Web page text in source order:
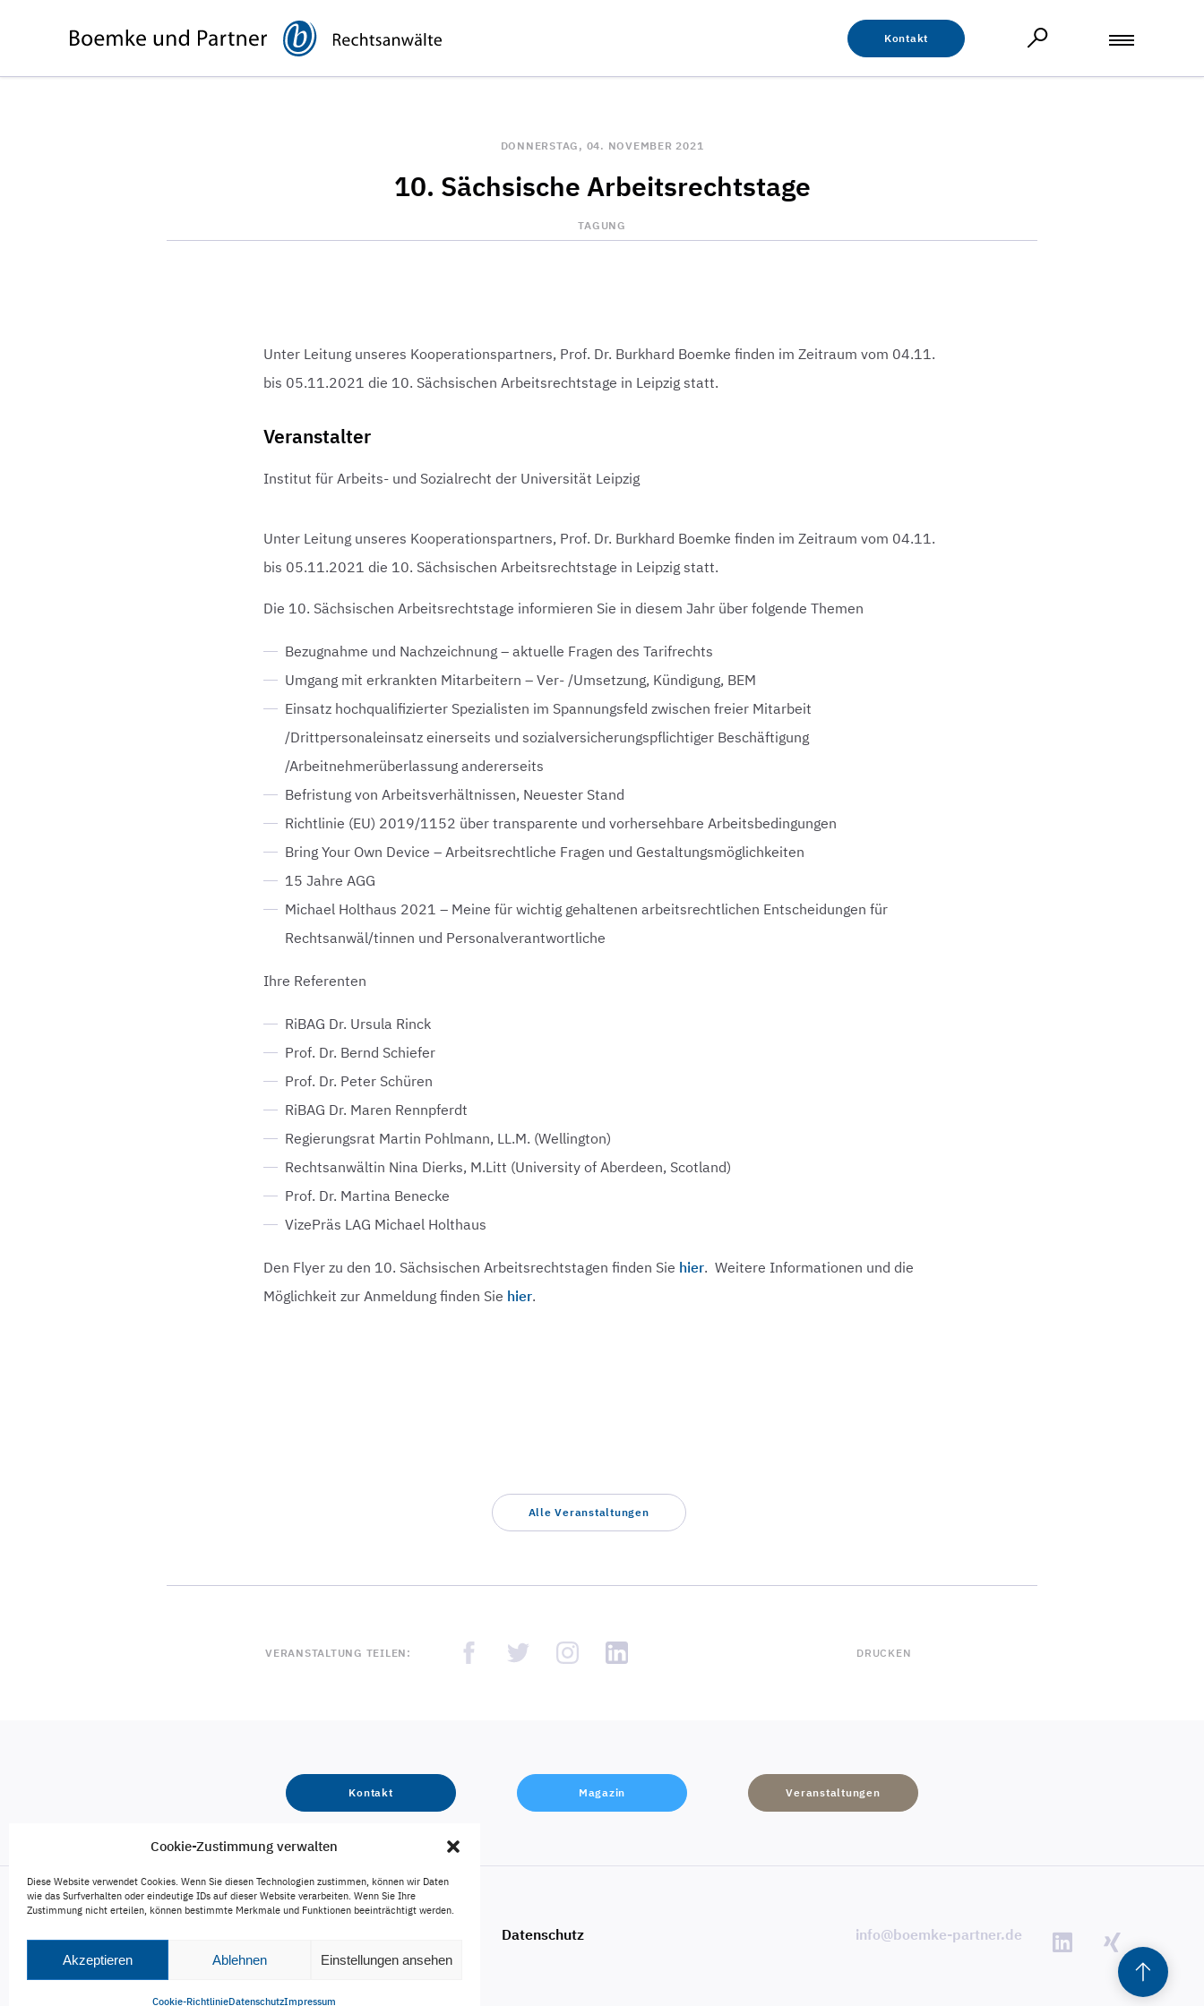
Cookie-Zustimmung verwalten
Diese Website verwendet Cookies. Wenn Sie diesen Technologien zustimmen, können wir Daten
wie das Surfverhalten oder eindeutige IDs auf dieser Website verarbeiten. Wenn Sie Ihre
Zustimmung nicht erteilen, können bestimmte Merkmale und Funktionen beeinträchtigt werden.
Akzeptieren Ablehnen Einstellungen ansehen
Cookie-RichtlinieDatenschutzImpressum
Kontakt
DONNERSTAG, 04. NOVEMBER 2021
10. Sächsische Arbeitsrechtstage
TAGUNG
Unter Leitung unseres Kooperationspartners, Prof. Dr. Burkhard Boemke finden im Zeitraum vom 04.11.
bis 05.11.2021 die 10. Sächsischen Arbeitsrechtstage in Leipzig statt.
Veranstalter
Institut für Arbeits- und Sozialrecht der Universität Leipzig
Unter Leitung unseres Kooperationspartners, Prof. Dr. Burkhard Boemke finden im Zeitraum vom 04.11.
bis 05.11.2021 die 10. Sächsischen Arbeitsrechtstage in Leipzig statt.
Die 10. Sächsischen Arbeitsrechtstage informieren Sie in diesem Jahr über folgende Themen
Bezugnahme und Nachzeichnung – aktuelle Fragen des Tarifrechts
Umgang mit erkrankten Mitarbeitern – Ver- /Umsetzung, Kündigung, BEM
Einsatz hochqualifizierter Spezialisten im Spannungsfeld zwischen freier Mitarbeit
/Drittpersonaleinsatz einerseits und sozialversicherungspflichtiger Beschäftigung
/Arbeitnehmerüberlassung andererseits
Befristung von Arbeitsverhältnissen, Neuester Stand
Richtlinie (EU) 2019/1152 über transparente und vorhersehbare Arbeitsbedingungen
Bring Your Own Device – Arbeitsrechtliche Fragen und Gestaltungsmöglichkeiten
15 Jahre AGG
Michael Holthaus 2021 – Meine für wichtig gehaltenen arbeitsrechtlichen Entscheidungen für
Rechtsanwäl/tinnen und Personalverantwortliche
Ihre Referenten
RiBAG Dr. Ursula Rinck
Prof. Dr. Bernd Schiefer
Prof. Dr. Peter Schüren
RiBAG Dr. Maren Rennpferdt
Regierungsrat Martin Pohlmann, LL.M. (Wellington)
Rechtsanwältin Nina Dierks, M.Litt (University of Aberdeen, Scotland)
Prof. Dr. Martina Benecke
VizePräs LAG Michael Holthaus
Den Flyer zu den 10. Sächsischen Arbeitsrechtstagen finden Sie hier. Weitere Informationen und die
Möglichkeit zur Anmeldung finden Sie hier.
Alle Veranstaltungen
VERANSTALTUNG TEILEN: DRUCKEN
Kontakt Magazin Veranstaltungen
Datenschutz info@boemke-partner.de